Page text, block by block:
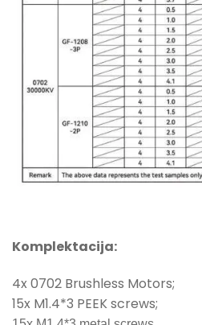
Komplektacija:
4x 0702 Brushless Motors;
15x M1.4*3 PEEK screws;